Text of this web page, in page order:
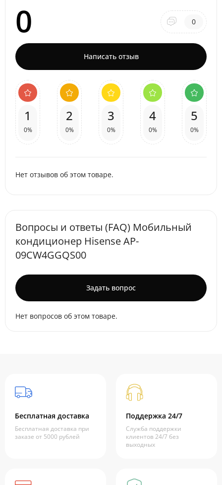
0 0
Написать отзыв
1
0%
2
0%
3
0%
4
0%
5
0%
Нет отзывов об этом товаре.
Вопросы и ответы (FAQ) Мобильный
кондиционер Hisense AP-
09CW4GGQS00
Задать вопрос
Нет вопросов об этом товаре.
Бесплатная доставка
Бесплатная доставка при
заказе от 5000 рублей
Поддержка 24/7
Служба поддержки
клиентов 24/7 без
выходных